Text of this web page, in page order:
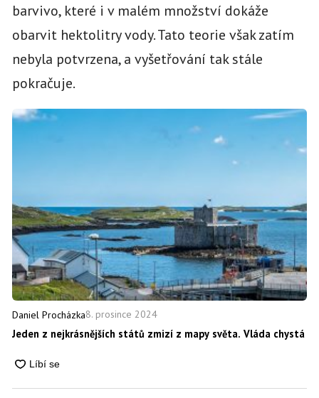
barvivo, které i v malém množství dokáže
obarvit hektolitry vody. Tato teorie však zatím
nebyla potvrzena, a vyšetřování tak stále
pokračuje.
Daniel Procházka8. prosince 2024
Jeden z nejkrásnějších států zmizí z mapy světa. Vláda chystá